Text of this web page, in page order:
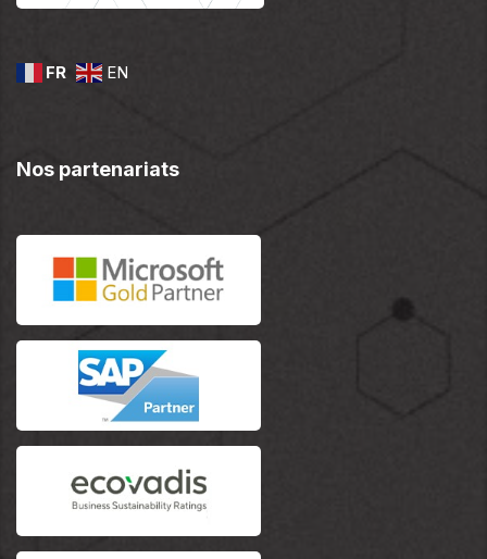
FR EN
Nos partenariats